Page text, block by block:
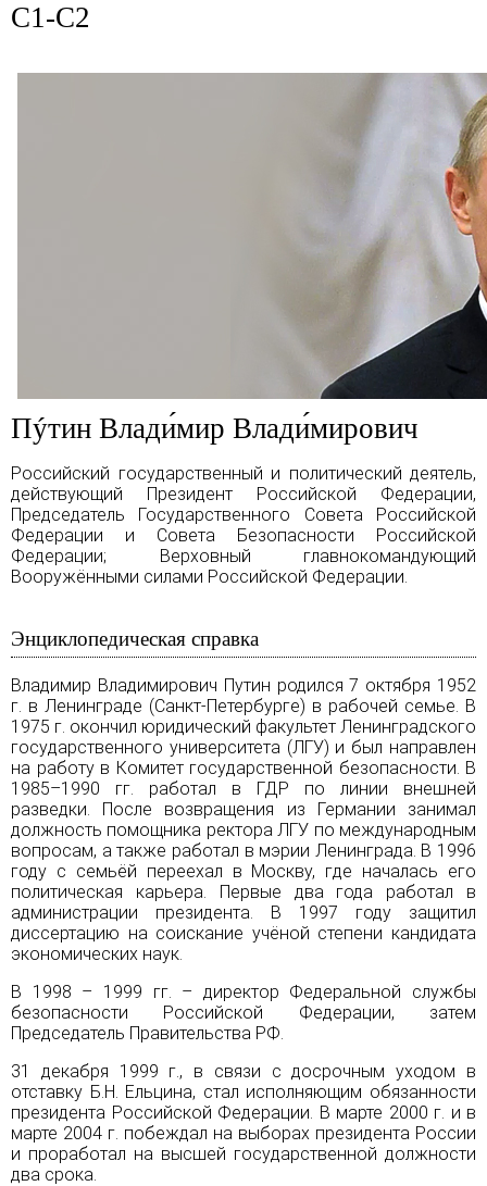
C1-C2
Пýтин Влади́мир Влади́мирович
Российский государственный и политический деятель,
действующий Президент Российской Федерации,
Председатель Государственного Совета Российской
Федерации и Совета Безопасности Российской
Федерации; Верховный главнокомандующий
Вооружёнными силами Российской Федерации.
Энциклопедическая справка
Владимир Владимирович Путин родился 7 октября 1952
г. в Ленинграде (Санкт-Петербурге) в рабочей семье. В
1975 г. окончил юридический факультет Ленинградского
государственного университета (ЛГУ) и был направлен
на работу в Комитет государственной безопасности. В
1985–1990 гг. работал в ГДР по линии внешней
разведки. После возвращения из Германии занимал
должность помощника ректора ЛГУ по международным
вопросам, а также работал в мэрии Ленинграда. В 1996
году с семьёй переехал в Москву, где началась его
политическая карьера. Первые два года работал в
администрации президента. В 1997 году защитил
диссертацию на соискание учёной степени кандидата
экономических наук.
В 1998 – 1999 гг. – директор Федеральной службы
безопасности Российской Федерации, затем
Председатель Правительства РФ.
31 декабря 1999 г., в связи с досрочным уходом в
отставку Б.Н. Ельцина, стал исполняющим обязанности
президента Российской Федерации. В марте 2000 г. и в
марте 2004 г. побеждал на выборах президента России
и проработал на высшей государственной должности
два срока.